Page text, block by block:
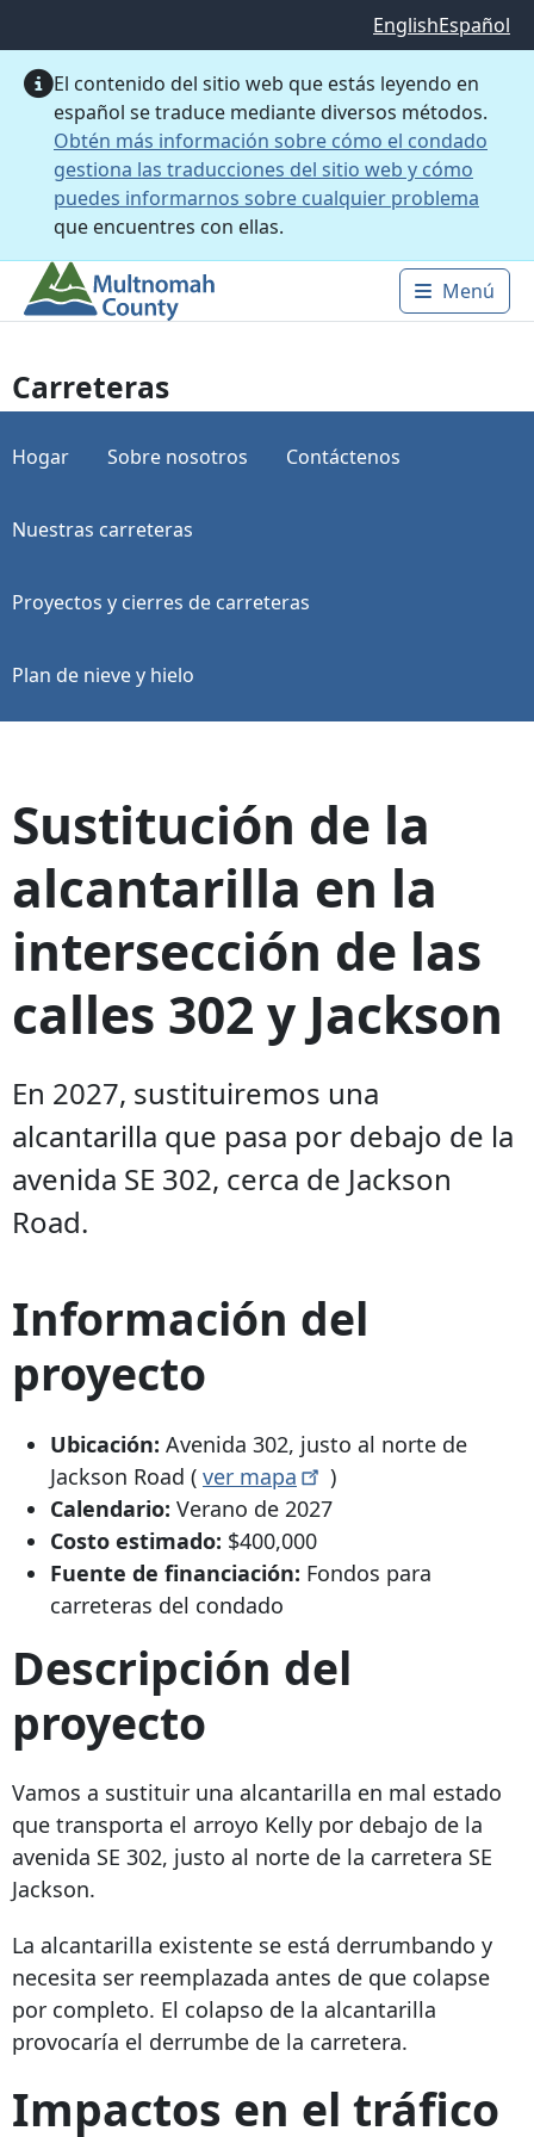
EnglishEspañol
El contenido del sitio web que estás leyendo en
español se traduce mediante diversos métodos.
Obtén más información sobre cómo el condado
gestiona las traducciones del sitio web y cómo
puedes informarnos sobre cualquier problema
que encuentres con ellas.
Main
Menú
Carreteras
Hogar Sobre nosotros Contáctenos
Nuestras carreteras
Proyectos y cierres de carreteras
Plan de nieve y hielo
Sustitución de la
alcantarilla en la
intersección de las
calles 302 y Jackson
En 2027, sustituiremos una
alcantarilla que pasa por debajo de la
avenida SE 302, cerca de Jackson
Road.
Información del
proyecto
Ubicación: Avenida 302, justo al norte de
Jackson Road ( ver mapa
)
Calendario: Verano de 2027
Costo estimado: $400,000
Fuente de financiación: Fondos para
carreteras del condado
Descripción del
proyecto
Vamos a sustituir una alcantarilla en mal estado
que transporta el arroyo Kelly por debajo de la
avenida SE 302, justo al norte de la carretera SE
Jackson.
La alcantarilla existente se está derrumbando y
necesita ser reemplazada antes de que colapse
por completo. El colapso de la alcantarilla
provocaría el derrumbe de la carretera.
Impactos en el tráfico